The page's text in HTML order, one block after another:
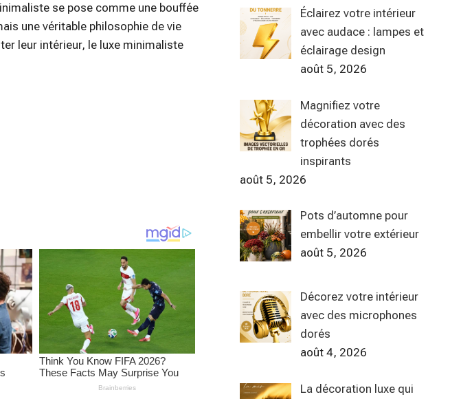
se pose comme une bouffée
une véritable philosophie de vie
leur intérieur, le luxe minimaliste
Éclairez votre intérieur
avec audace : lampes et
éclairage design
août 5, 2026
Magnifiez votre
décoration avec des
trophées dorés
inspirants
août 5, 2026
Pots d’automne pour
embellir votre extérieur
août 5, 2026
Décorez votre intérieur
avec des microphones
dorés
août 4, 2026
La décoration luxe qui